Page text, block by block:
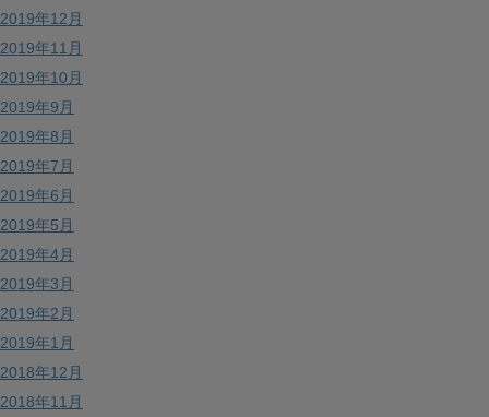
2019年12月
2019年11月
2019年10月
2019年9月
2019年8月
2019年7月
2019年6月
2019年5月
2019年4月
2019年3月
2019年2月
2019年1月
2018年12月
2018年11月